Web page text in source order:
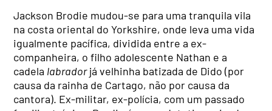
Jackson Brodie mudou-se para uma tranquila vila
na costa oriental do Yorkshire, onde leva uma vida
igualmente pacífica, dividida entre a ex-
companheira, o filho adolescente Nathan e a
cadela labradorjá velhinha batizada de Dido (por
causa da rainha de Cartago, não por causa da
cantora). Ex-militar, ex-polícia, com um passado